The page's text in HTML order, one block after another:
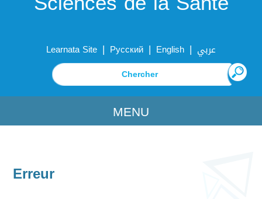
Learnata Site | Русский | English | عربي
MENU
Erreur